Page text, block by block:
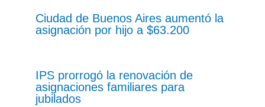
Ciudad de Buenos Aires aumentó la
asignación por hijo a $63.200
IPS prorrogó la renovación de
asignaciones familiares para
jubilados